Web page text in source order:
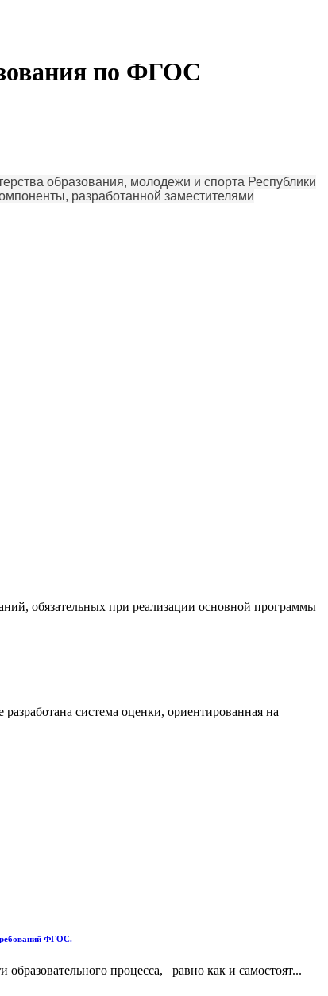
по ФГОС
образования, молодежи и спорта Республики
разработанной заместителями
обязательных при реализации основной программы
система оценки, ориентированная на
ФГОС.
процесса, равно как и самостоят...